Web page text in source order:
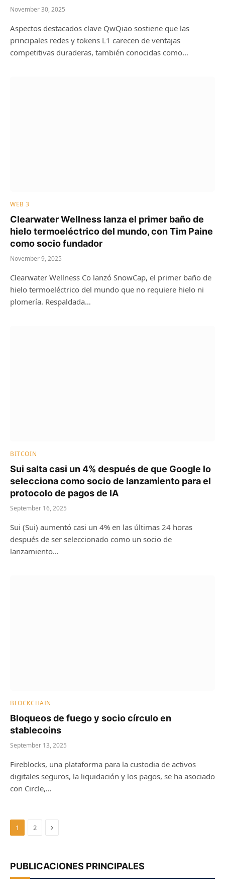
November 30, 2025
Aspectos destacados clave QwQiao sostiene que las
principales redes y tokens L1 carecen de ventajas
competitivas duraderas, también conocidas como…
WEB 3
Clearwater Wellness lanza el primer baño de
hielo termoeléctrico del mundo, con Tim Paine
como socio fundador
November 9, 2025
Clearwater Wellness Co lanzó SnowCap, el primer baño de
hielo termoeléctrico del mundo que no requiere hielo ni
plomería. Respaldada…
BITCOIN
Sui salta casi un 4% después de que Google lo
selecciona como socio de lanzamiento para el
protocolo de pagos de IA
September 16, 2025
Sui (Sui) aumentó casi un 4% en las últimas 24 horas
después de ser seleccionado como un socio de
lanzamiento…
BLOCKCHAIN
Bloqueos de fuego y socio círculo en
stablecoins
September 13, 2025
Fireblocks, una plataforma para la custodia de activos
digitales seguros, la liquidación y los pagos, se ha asociado
con Circle,…
1 2 Next
PUBLICACIONES PRINCIPALES